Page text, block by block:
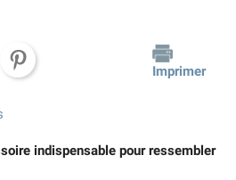
Imprimer
indispensable pour ressembler